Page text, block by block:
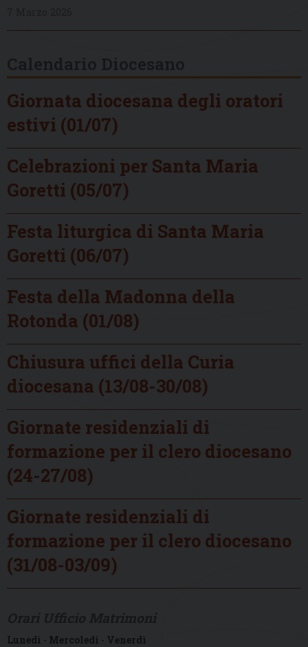
Giornata diocesana degli oratori
estivi (01/07)
Celebrazioni per Santa Maria
Goretti (05/07)
Festa liturgica di Santa Maria
Goretti (06/07)
Festa della Madonna della
Rotonda (01/08)
Chiusura uffici della Curia
diocesana (13/08-30/08)
Giornate residenziali di
formazione per il clero diocesano
(24-27/08)
Giornate residenziali di
formazione per il clero diocesano
(31/08-03/09)
Lunedì - Mercoledì - Venerdì